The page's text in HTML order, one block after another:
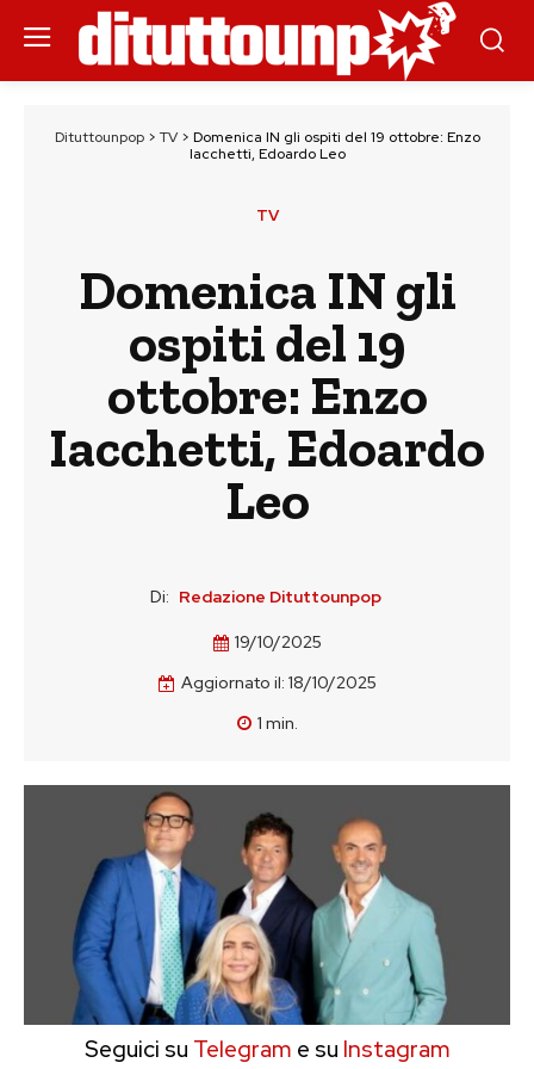
Dituttounpop> TV> Domenica IN gli ospiti del 19 ottobre: Enzo
Iacchetti, Edoardo Leo
TV
Domenica IN gli
ospiti del 19
ottobre: Enzo
Iacchetti, Edoardo
Leo
Di: Redazione Dituttounpop
19/10/2025
Aggiornato il: 18/10/2025
1 min.
Seguici su Telegram e su Instagram